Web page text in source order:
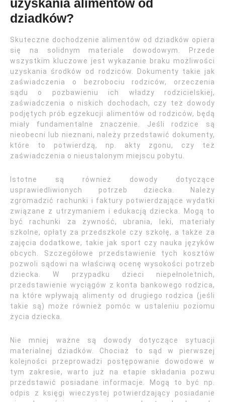
uzyskania alimentów od
dziadków?
Skuteczne dochodzenie alimentów od dziadków opiera
się na solidnym materiale dowodowym. Przede
wszystkim kluczowe jest wykazanie braku możliwości
uzyskania środków od rodziców. Dokumenty takie jak
zaświadczenia o bezrobociu rodziców, orzeczenia
sądu o pozbawieniu ich władzy rodzicielskiej,
zaświadczenia o niskich dochodach, czy też dowody
podjętych prób egzekucji alimentów od rodziców, będą
miały fundamentalne znaczenie. Jeśli rodzice są
nieobecni lub nieznani, należy przedstawić dokumenty,
które to potwierdzą, np. akty zgonu, czy też
zaświadczenia o nieustalonym miejscu pobytu.
Istotne są również dowody dotyczące
usprawiedliwionych potrzeb dziecka. Należy
zgromadzić rachunki i faktury potwierdzające wydatki
związane z utrzymaniem i edukacją dziecka. Mogą to
być rachunki za żywność, ubrania, leki, materiały
szkolne, opłaty za przedszkole czy szkołę, a także za
zajęcia dodatkowe, takie jak sport czy nauka języków
obcych. Szczegółowe przedstawienie tych kosztów
pozwoli sądowi na właściwą ocenę wysokości potrzeb
dziecka. W przypadku dzieci niepełnoletnich,
przedstawienie wyciągów z konta bankowego rodzica,
na które wpływają alimenty od drugiego rodzica (jeśli
takie są) może również pomóc w ustaleniu poziomu
życia dziecka.
Nie mniej ważne są dowody dotyczące sytuacji
materialnej dziadków. Chociaż to sąd w pierwszej
kolejności przeprowadzi postępowanie dowodowe w
tym zakresie, warto już na etapie składania pozwu
przedstawić posiadane informacje. Mogą to być np.
odpis z księgi wieczystej potwierdzający posiadanie